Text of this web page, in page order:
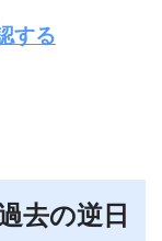
する
去の逆日